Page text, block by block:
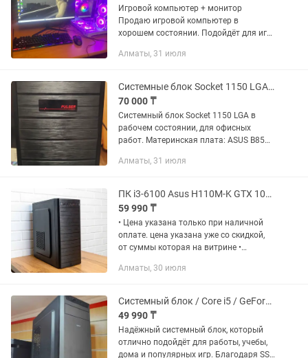
Игровой компьютер + монитор
Продаю игровой компьютер в
хорошем состоянии. Подойдёт для игр,
Core i5-10400F GTX 1660 Ti 6 GB ОЗУ 16
Алматы, 31 июля
Системные блок Socket 1150 LGA, Процессор, ПК
70 000 ₸
Системный блок Socket 1150 LGA в
рабочем состоянии, для офисных
работ. Материнская плата: ASUS B85M-
Сore i5-4460, 3.2 GHz (Haswell, 3.4),
Алматы, 31 июля
ПК i3-6100 Asus H110M-K GTX 1050 SSD 120gb HDD 1TB Магазин Red Geek
59 990 ₸
• Цена указана только при наличной
оплате. цена указана уже со скидкой,
от суммы которая на витрине •
Гарантия-30 дней • Официальный ПК
Алматы, 30 июля
Системный блок / Core i5 / GeForce GTX 650 / SSD для офиса и игр
49 990 ₸
Надёжный системный блок, который
отлично подойдёт для работы, учебы,
дома и популярных игр. Благодаря SSD